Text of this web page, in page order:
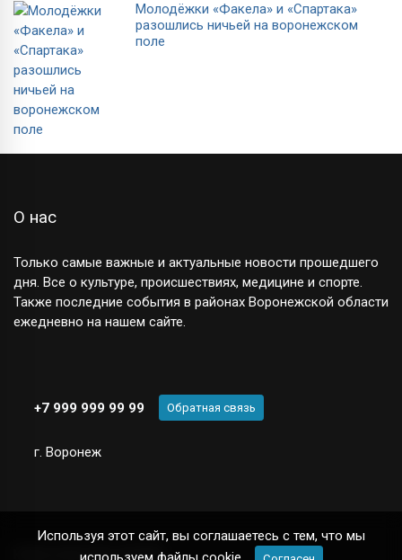
Молодёжки «Факела» и «Спартака»
разошлись ничьей на воронежском
поле
О нас
Только самые важные и актуальные новости прошедшего
дня. Все о культуре, происшествиях, медицине и спорте.
Также последние события в районах Воронежской области
ежедневно на нашем сайте.
+7 999 999 99 99 Обратная связь
г. Воронеж
Новостной сайт © 2025
Используя этот сайт, вы соглашаетесь с тем, что мы